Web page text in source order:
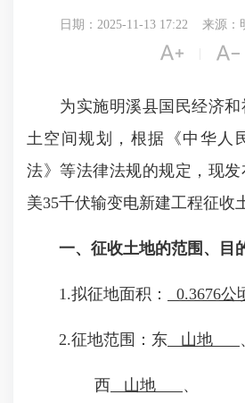
日期：2025-11-13 17:22 来源：
 
为实施明溪县国民经济和
土空间规划，根据《中华人
法》等法律法规的规定，现
美35千伏输变电新建工程征收
一、征收土地的范围、目
1.拟征地面积： 0.3676公
2.征地范围：东 山地
西 山地 、